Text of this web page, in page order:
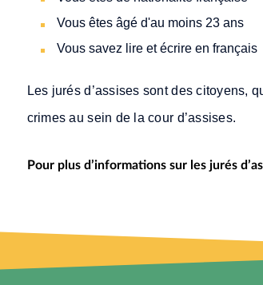
Vous êtes âgé d'au moins 23 ans
Vous savez lire et écrire en français
Les jurés d’assises sont des citoyens,
crimes au sein de la cour d’assises.
Pour plus d’informations sur les jurés